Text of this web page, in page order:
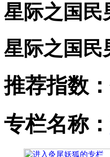
星际之国
星际之国
推荐指数：
专栏名称：